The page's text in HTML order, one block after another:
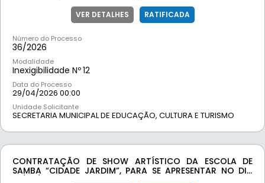
VER DETALHES RATIFICADA
Número do Processo
36/2026
Modalidade
Inexigibilidade Nº12
Data do Processo
29/04/2026 00:00
Unidade Solicitante
SECRETARIA MUNICIPAL DE EDUCAÇÃO, CULTURA E TURISMO
CONTRATAÇÃO DE SHOW ARTÍSTICO DA ESCOLA DE
SAMBA “CIDADE JARDIM”, PARA SE APRESENTAR NO DIA